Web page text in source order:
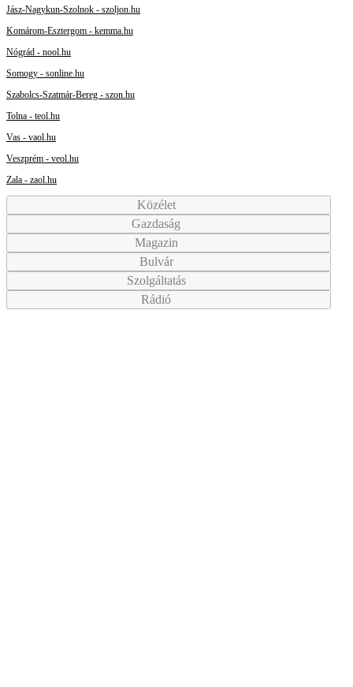
Jász-Nagykun-Szolnok - szoljon.hu
Komárom-Esztergom - kemma.hu
Nógrád - nool.hu
Somogy - sonline.hu
Szabolcs-Szatmár-Bereg - szon.hu
Tolna - teol.hu
Vas - vaol.hu
Veszprém - veol.hu
Zala - zaol.hu
Közélet
Gazdaság
Magazin
Bulvár
Szolgáltatás
Rádió